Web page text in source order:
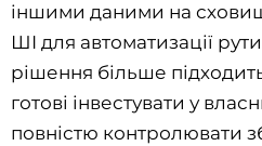
іншими даними на
ШІ для автоматизації
рішення більше
готові інвестувати у
повністю контролювати